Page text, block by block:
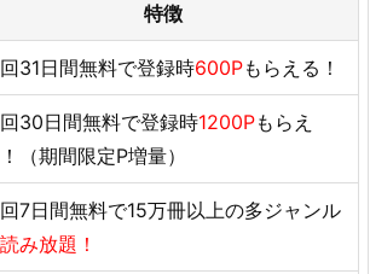
特徴
31日間無料で登録時600Pもらえる！
30日間無料で登録時1200Pもらえ
（期間限定P増量）
7日間無料で15万冊以上の多ジャンル
読み放題！